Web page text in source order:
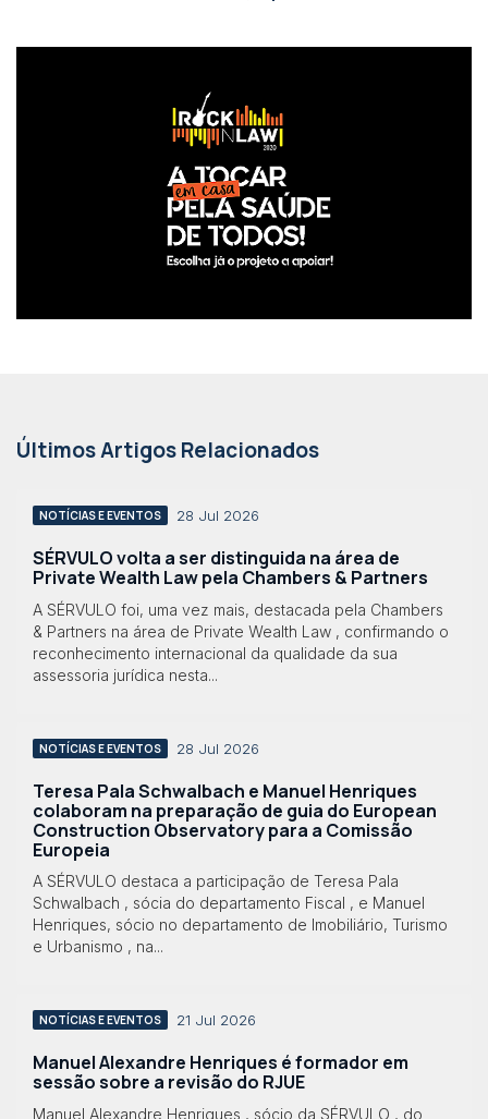
Últimos Artigos Relacionados
NOTÍCIAS E EVENTOS 28 Jul 2026
SÉRVULO volta a ser distinguida na área de
Private Wealth Law pela Chambers & Partners
A SÉRVULO foi, uma vez mais, destacada pela Chambers
& Partners na área de Private Wealth Law , confirmando o
reconhecimento internacional da qualidade da sua
assessoria jurídica nesta...
NOTÍCIAS E EVENTOS 28 Jul 2026
Teresa Pala Schwalbach e Manuel Henriques
colaboram na preparação de guia do European
Construction Observatory para a Comissão
Europeia
A SÉRVULO destaca a participação de Teresa Pala
Schwalbach , sócia do departamento Fiscal , e Manuel
Henriques, sócio no departamento de Imobiliário, Turismo
e Urbanismo , na...
NOTÍCIAS E EVENTOS 21 Jul 2026
Manuel Alexandre Henriques é formador em
sessão sobre a revisão do RJUE
Manuel Alexandre Henriques , sócio da SÉRVULO , do